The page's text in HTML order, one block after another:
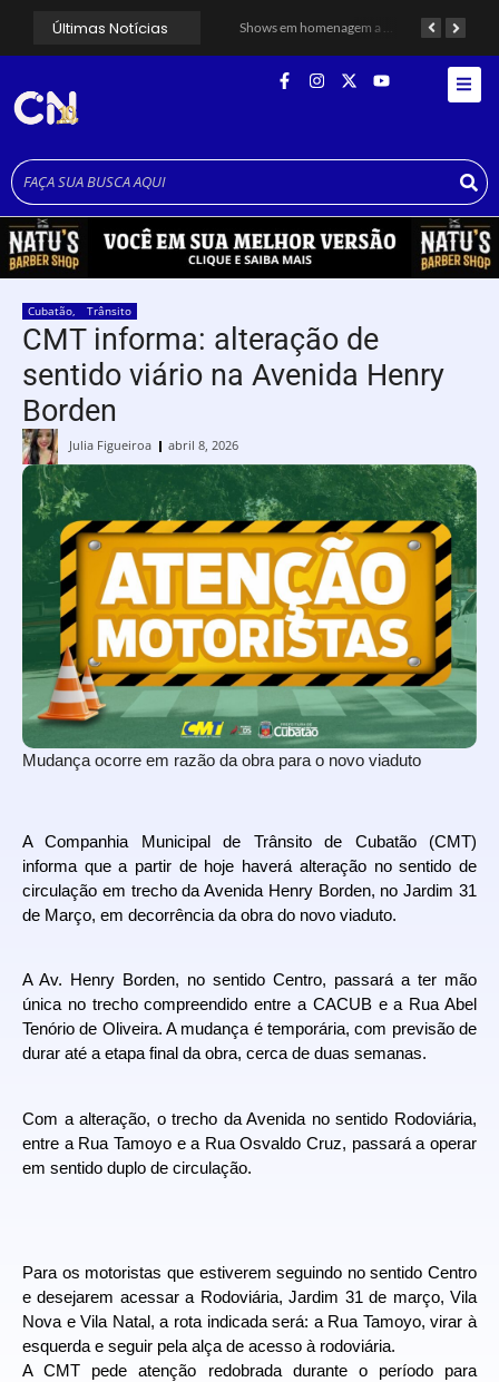
Últimas Notícias
Alunos do Senai conhecem Projeto Barco Escola em Cubatão Shows em homenagem a Elis Regina chegam a Santos e Cubatão; confira datas
Cubatão, Trânsito
CMT informa: alteração de
sentido viário na Avenida Henry
Borden
Julia Figueiroa abril 8, 2026
Mudança ocorre em razão da obra para o novo viaduto
A Companhia Municipal de Trânsito de Cubatão (CMT)
informa que a partir de hoje haverá alteração no sentido de
circulação em trecho da Avenida Henry Borden, no Jardim 31
de Março, em decorrência da obra do novo viaduto.
A Av. Henry Borden, no sentido Centro, passará a ter mão
única no trecho compreendido entre a CACUB e a Rua Abel
Tenório de Oliveira. A mudança é temporária, com previsão de
durar até a etapa final da obra, cerca de duas semanas.
Com a alteração, o trecho da Avenida no sentido Rodoviária,
entre a Rua Tamoyo e a Rua Osvaldo Cruz, passará a operar
em sentido duplo de circulação.
Para os motoristas que estiverem seguindo no sentido Centro
e desejarem acessar a Rodoviária, Jardim 31 de março, Vila
Nova e Vila Natal, a rota indicada será: a Rua Tamoyo, virar à
esquerda e seguir pela alça de acesso à rodoviária.
A CMT pede atenção redobrada durante o período para